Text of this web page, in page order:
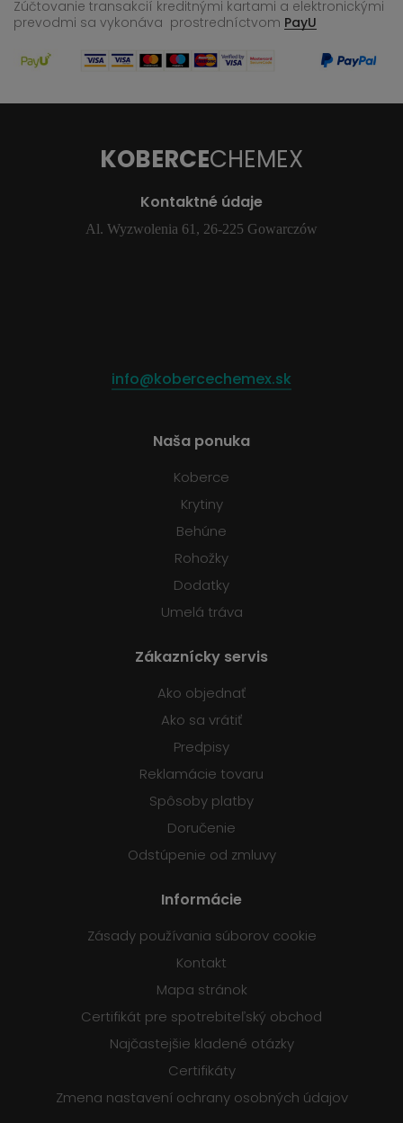
Zúčtovanie transakcií kreditnými kartami a elektronickými
prevodmi sa vykonáva prostredníctvom PayU
KOBERCECHEMEX
Kontaktné údaje
Al. Wyzwolenia 61, 26-225 Gowarczów
info@kobercechemex.sk
Naša ponuka
Koberce
Krytiny
Behúne
Rohožky
Dodatky
Umelá tráva
Zákaznícky servis
Ako objednať
Ako sa vrátiť
Predpisy
Reklamácie tovaru
Spôsoby platby
Doručenie
Odstúpenie od zmluvy
Informácie
Zásady používania súborov cookie
Kontakt
Mapa stránok
Certifikát pre spotrebiteľský obchod
Najčastejšie kladené otázky
Certifikáty
Zmena nastavení ochrany osobných údajov